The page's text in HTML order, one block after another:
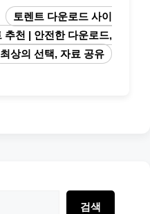
토렌트 다운로드 사이
추천 | 안전한 다운로드,
최상의 선택, 자료 공유
검색